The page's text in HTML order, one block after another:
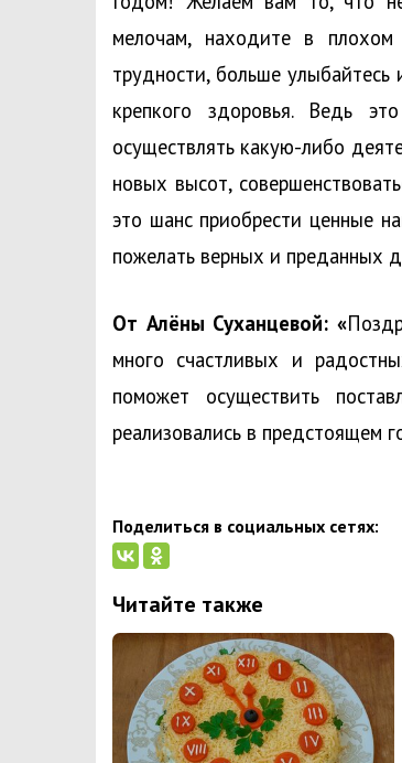
мелочам, находите в
трудности, больше
крепкого здоровья. Ведь
осуществлять какую-либо
новых высот,
это шанс приобрести ценные
пожелать верных и преданных
От Алёны Суханцевой: «
много счастливых и
поможет осуществить
реализовались в предстоящем
Поделиться в социальных сетях:
Читайте также